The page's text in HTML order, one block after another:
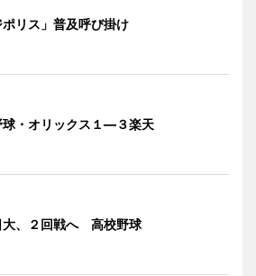
ポリス」普及呼び掛け
球・オリックス１―３楽天
大、２回戦へ 高校野球